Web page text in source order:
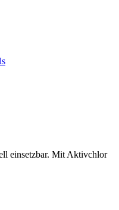
einsetzbar. Mit Aktivchlor